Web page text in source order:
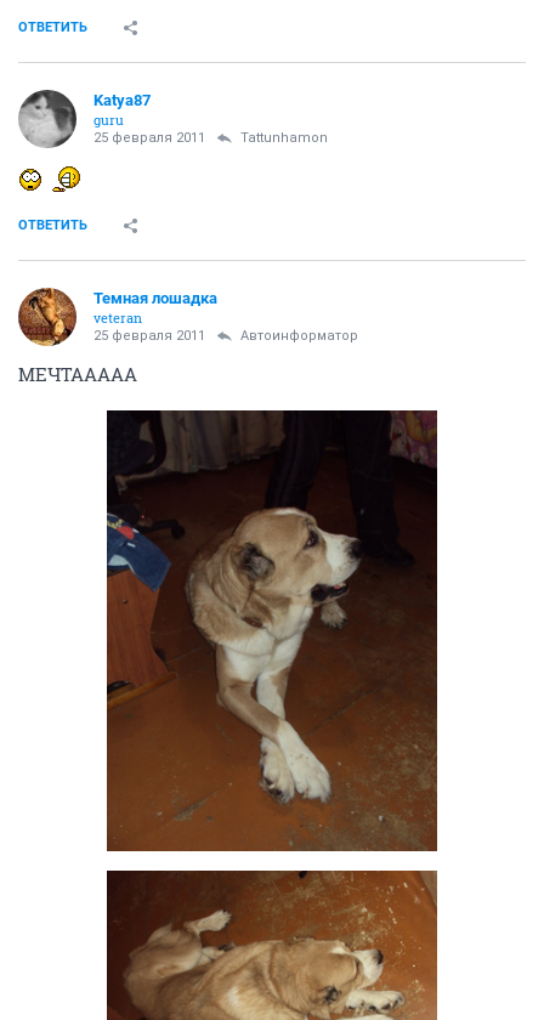
ОТВЕТИТЬ
Katya87
guru
25 февраля 2011 Tattunhamon
ОТВЕТИТЬ
Темная лошадка
veteran
25 февраля 2011 Автоинформатор
МЕЧТААААА